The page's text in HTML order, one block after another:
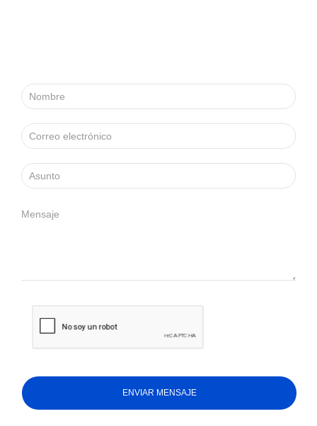
ENVIAR MENSAJE